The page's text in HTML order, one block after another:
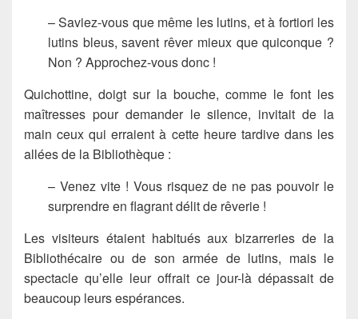
– Saviez-vous que même les lutins, et à fortiori les
lutins bleus, savent rêver mieux que quiconque ?
Non ? Approchez-vous donc !
Quichottine, doigt sur la bouche, comme le font les
maîtresses pour demander le silence, invitait de la
main ceux qui erraient à cette heure tardive dans les
allées de la Bibliothèque :
– Venez vite ! Vous risquez de ne pas pouvoir le
surprendre en flagrant délit de rêverie !
Les visiteurs étaient habitués aux bizarreries de la
Bibliothécaire ou de son armée de lutins, mais le
spectacle qu’elle leur offrait ce jour-là dépassait de
beaucoup leurs espérances.